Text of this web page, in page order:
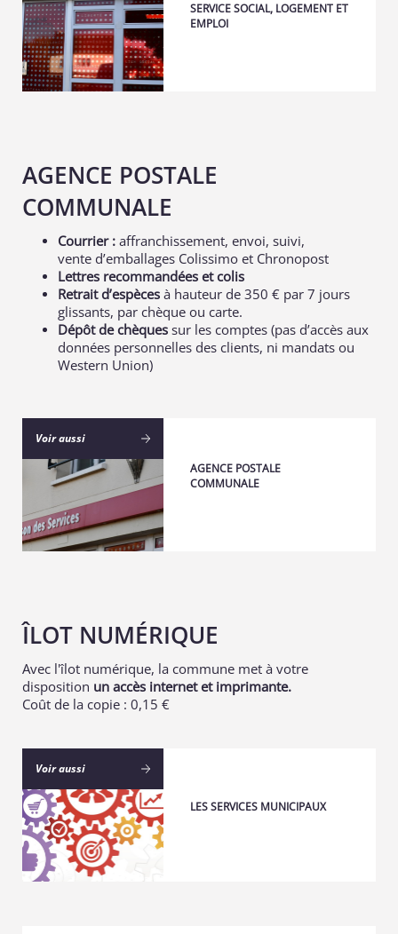
SERVICE SOCIAL, LOGEMENT ET
EMPLOI
AGENCE POSTALE
COMMUNALE
Courrier : affranchissement, envoi, suivi,
vente d’emballages Colissimo et Chronopost
Lettres recommandées et colis
Retrait d’espèces à hauteur de 350 € par 7 jours
glissants, par chèque ou carte.
Dépôt de chèques sur les comptes (pas d’accès aux
données personnelles des clients, ni mandats ou
Western Union)
Voir aussi
AGENCE POSTALE
COMMUNALE
ÎLOT NUMÉRIQUE
Avec l'îlot numérique, la commune met à votre
disposition un accès internet et imprimante.
Coût de la copie : 0,15 €
Voir aussi
LES SERVICES MUNICIPAUX